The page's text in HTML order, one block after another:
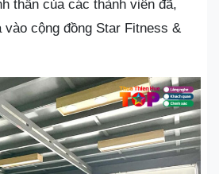
thần của các thành viên đã,
vào cộng đồng Star Fitness &